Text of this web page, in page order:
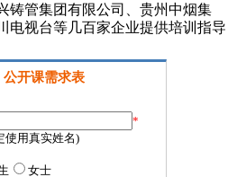
铸管集团有限公司、贵州中烟集
电视台等几百家企业提供培训指导
公开课需求表
*
使用真实姓名)
女士